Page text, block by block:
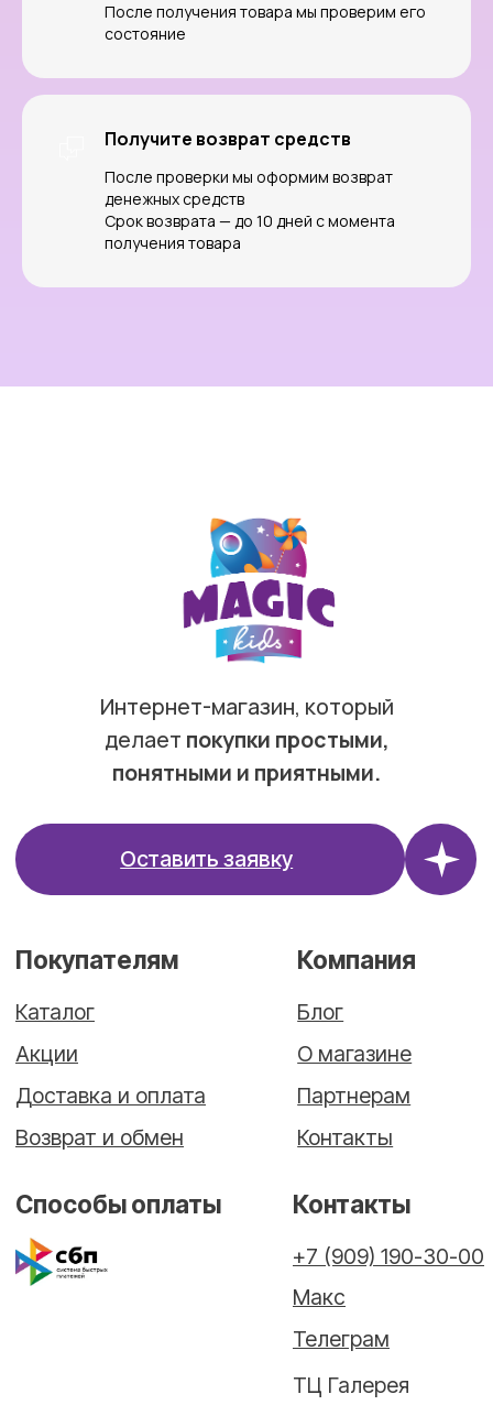
После получения товара мы проверим его
состояние
Получите возврат средств
После проверки мы оформим возврат
денежных средств
Срок возврата — до 10 дней с момента
получения товара
Контакты
+7 (909) 190-30-00
Макс
Телеграм
ИНН 720321703568 |
Доставка и оплата
О магазине
Способы оплаты
Договор оферты
Сайт разработан в Cheapmedia
Вояж, улица